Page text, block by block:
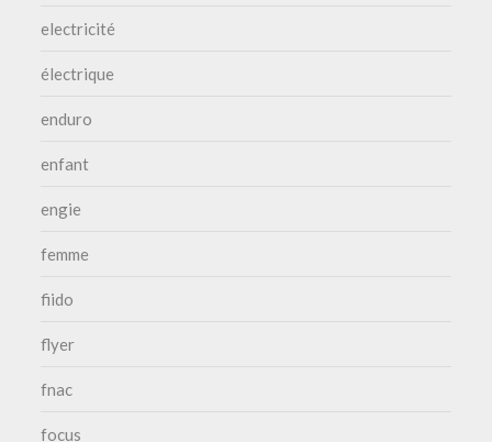
electricité
électrique
enduro
enfant
engie
femme
fiido
flyer
fnac
focus